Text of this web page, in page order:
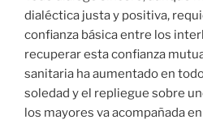
dialéctica justa y positiva,
confianza básica entre los
recuperar esta confianza
sanitaria ha aumentado en
soledad y el repliegue sobre
los mayores va acompañada